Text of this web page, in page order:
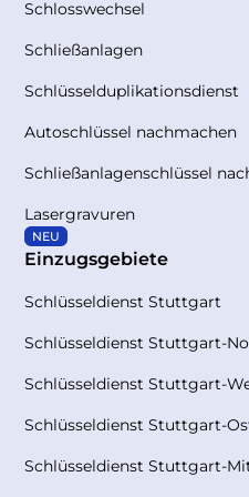
Schlosswechsel
Schließanlagen
Schlüsselduplikationsdienst
Autoschlüssel nachmachen
Schließanlagenschlüssel
Lasergravuren
NEU
Einzugsgebiete
Schlüsseldienst Stuttgart
Schlüsseldienst Stuttgart-
Schlüsseldienst Stuttgart-
Schlüsseldienst Stuttgart-
Schlüsseldienst Stuttgart-